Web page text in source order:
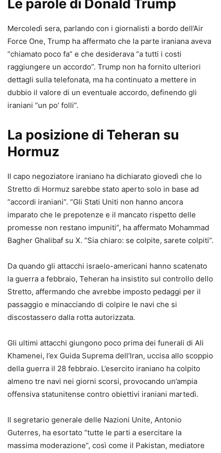
Le parole di Donald Trump
Mercoledì sera, parlando con i giornalisti a bordo dell’Air
Force One, Trump ha affermato che la parte iraniana aveva
“chiamato poco fa” e che desiderava “a tutti i costi
raggiungere un accordo”. Trump non ha fornito ulteriori
dettagli sulla telefonata, ma ha continuato a mettere in
dubbio il valore di un eventuale accordo, definendo gli
iraniani “un po’ folli”.
La posizione di Teheran su
Hormuz
Il capo negoziatore iraniano ha dichiarato giovedì che lo
Stretto di Hormuz sarebbe stato aperto solo in base ad
“accordi iraniani”. “Gli Stati Uniti non hanno ancora
imparato che le prepotenze e il mancato rispetto delle
promesse non restano impuniti”, ha affermato Mohammad
Bagher Ghalibaf su X. “Sia chiaro: se colpite, sarete colpiti”.
Da quando gli attacchi israelo-americani hanno scatenato
la guerra a febbraio, Teheran ha insistito sul controllo dello
Stretto, affermando che avrebbe imposto pedaggi per il
passaggio e minacciando di colpire le navi che si
discostassero dalla rotta autorizzata.
Gli ultimi attacchi giungono poco prima dei funerali di Ali
Khamenei, l’ex Guida Suprema dell’Iran, uccisa allo scoppio
della guerra il 28 febbraio. L’esercito iraniano ha colpito
almeno tre navi nei giorni scorsi, provocando un’ampia
offensiva statunitense contro obiettivi iraniani martedì.
Il segretario generale delle Nazioni Unite, Antonio
Guterres, ha esortato “tutte le parti a esercitare la
massima moderazione”, così come il Pakistan, mediatore